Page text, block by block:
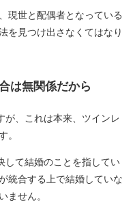
現世と配偶者となっている
を見つけ出さなくてはなり
は無関係だから
が、これは本来、ツインレ
。
して結婚のことを指してい
統合する上で結婚していな
ません。